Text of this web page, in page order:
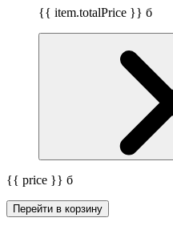
{{ item.totalPrice }} б
{{ price }} б
Перейти в корзину